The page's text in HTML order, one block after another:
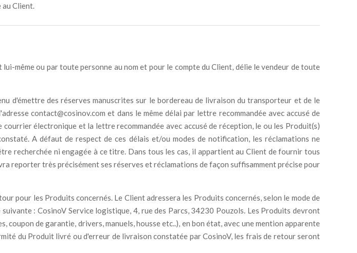
au Client.
même ou par toute personne au nom et pour le compte du Client, délie le vendeur de toute
d'émettre des réserves manuscrites sur le bordereau de livraison du transporteur et de le
contact@cosinov.com et dans le même délai par lettre recommandée avec accusé de
électronique et la lettre recommandée avec accusé de réception, le ou les Produit(s)
A défaut de respect de ces délais et/ou modes de notification, les réclamations ne
recherchée ni engagée à ce titre. Dans tous les cas, il appartient au Client de fournir tous
reporter très précisément ses réserves et réclamations de façon suffisamment précise pour
pour les Produits concernés. Le Client adressera les Produits concernés, selon le mode de
: CosinoV Service logistique, 4, rue des Parcs, 34230 Pouzols. Les Produits devront
de garantie, drivers, manuels, housse etc..), en bon état, avec une mention apparente
du Produit livré ou d'erreur de livraison constatée par CosinoV, les frais de retour seront